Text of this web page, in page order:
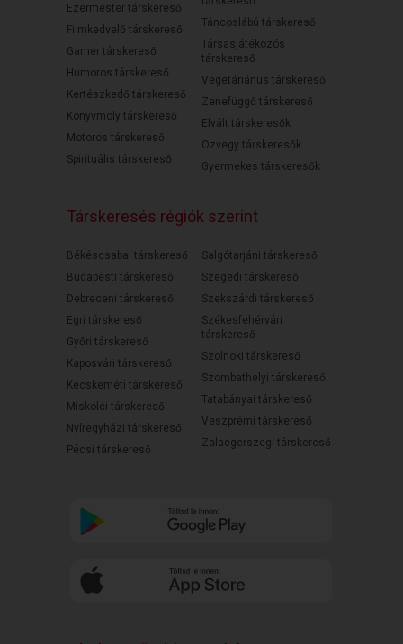
Ezermester társkereső
Filmkedvelő társkereső
Gamer társkereső
Humoros társkereső
Kertészkedő társkereső
Könyvmoly társkereső
Motoros társkereső
Spirituális társkereső
Táncoslábú társkereső
Társasjátékozós
társkereső
Vegetáriánus társkereső
Zenefüggő társkereső
Elvált társkeresők
Özvegy társkeresők
Gyermekes társkeresők
Társkeresés régiók szerint
Békéscsabai társkereső
Budapesti társkereső
Debreceni társkereső
Egri társkereső
Győri társkereső
Kaposvári társkereső
Kecskeméti társkereső
Miskolci társkereső
Nyíregyházi társkereső
Pécsi társkereső
Salgótarjáni társkereső
Szegedi társkereső
Szekszárdi társkereső
Székesfehérvári
társkereső
Szolnoki társkereső
Szombathelyi társkereső
Tatabányai társkereső
Veszprémi társkereső
Zalaegerszegi társkereső